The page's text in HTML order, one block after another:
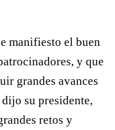
manifiesto el buen
y que
grandes avances
su presidente,
retos y